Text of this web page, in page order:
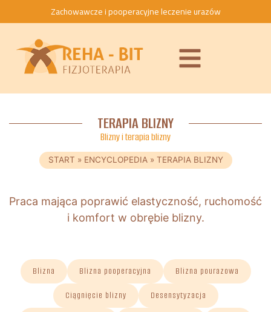
Zachowawcze i pooperacyjne leczenie urazów
TERAPIA BLIZNY
Blizny i terapia blizny
START » ENCYCLOPEDIA» TERAPIA BLIZNY
Praca mająca poprawić elastyczność, ruchomość
i komfort w obrębie blizny.
Blizna Blizna pooperacyjna Blizna pourazowa
Ciągnięcie blizny Desensytyzacja